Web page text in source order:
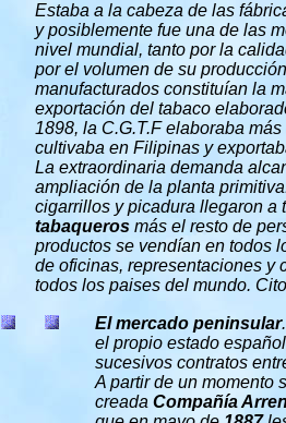
Estaba a la cabeza de las
y posiblemente fue una de las
nivel mundial, tanto por la
por el volumen de su
manufacturados constituían la
exportación del tabaco
1898, la C.G.T.F elaboraba más
cultivaba en Filipinas y
La extraordinaria demanda
ampliación de la planta
cigarrillos y picadura llegaron a
tabaqueros más el resto de
productos se vendían en todos
de oficinas, representaciones y
todos los paises del mundo.
El mercado peninsular
el propio estado
sucesivos contratos
A partir de un momento
creada Compañía